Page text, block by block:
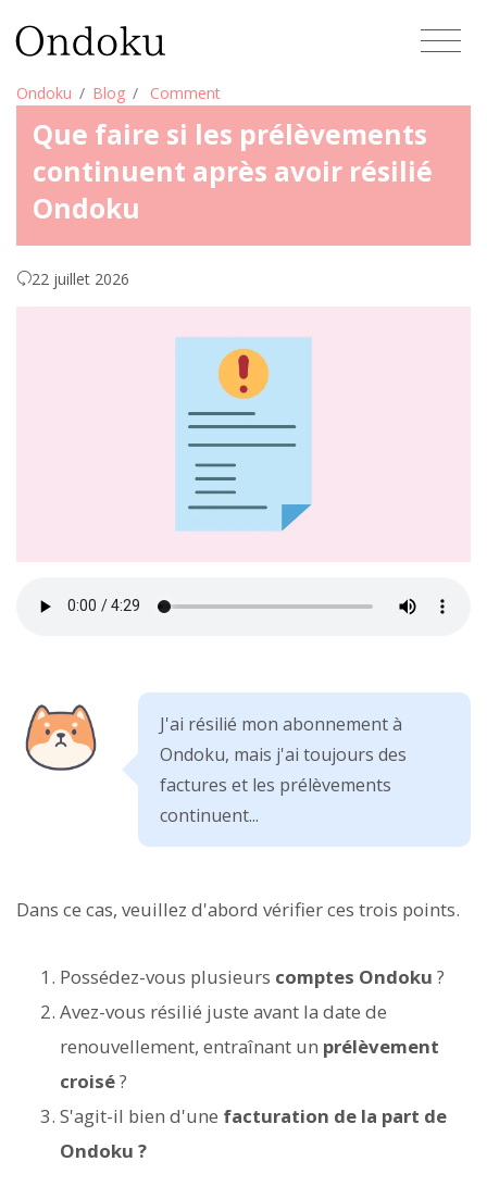
Ondoku Blog Comment
Que faire si les prélèvements
continuent après avoir résilié
Ondoku
22 juillet 2026
J'ai résilié mon abonnement à
Ondoku, mais j'ai toujours des
factures et les prélèvements
continuent...
Dans ce cas, veuillez d'abord vérifier ces trois points.
Possédez-vous plusieurs comptes Ondoku ?
Avez-vous résilié juste avant la date de
renouvellement, entraînant un prélèvement
croisé?
S'agit-il bien d'une facturation de la part de
Ondoku ?